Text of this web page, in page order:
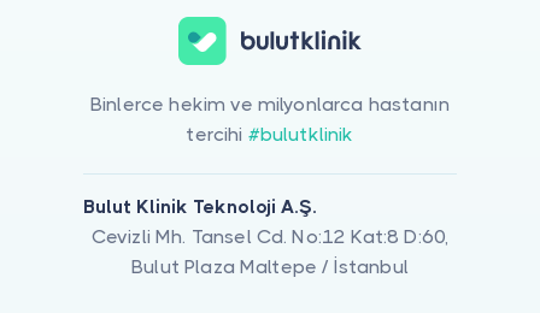
Binlerce hekim ve milyonlarca hastanın
tercihi #bulutklinik
Bulut Klinik Teknoloji A.Ş.
Cevizli Mh. Tansel Cd. No:12 Kat:8 D:60,
Bulut Plaza Maltepe / İstanbul